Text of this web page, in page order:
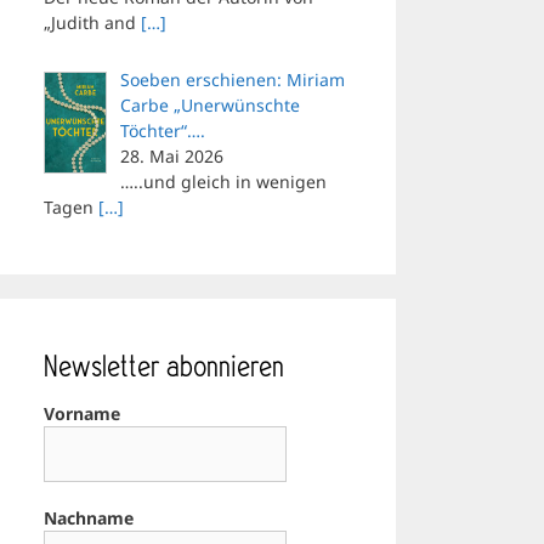
„Judith and […]
Soeben erschienen: Miriam
Carbe „Unerwünschte
Töchter“….
28. Mai 2026
…..und gleich in wenigen
Tagen […]
Newsletter abonnieren
Vorname
Nachname